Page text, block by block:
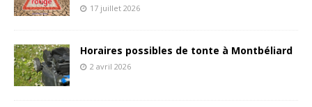
17 juillet 2026
Horaires possibles de tonte à Montbéliard
2 avril 2026